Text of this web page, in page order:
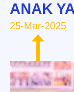
ANAK
25-Mar-2025